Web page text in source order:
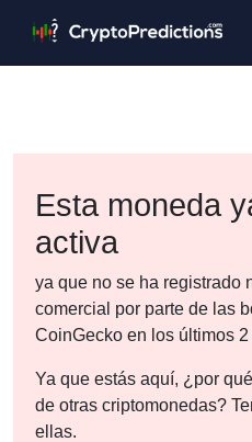
Esta moneda
activa
ya que no se ha registrado
comercial por parte de las
CoinGecko en los últimos
Ya que estás aquí, ¿por
de otras criptomonedas?
ellas.